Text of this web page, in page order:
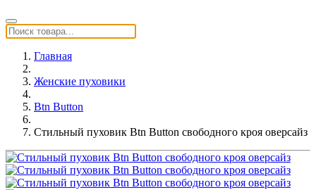
Главная
Женские пуховики
Btn Button
Стильный пуховик Btn Button свободного кроя оверсайз